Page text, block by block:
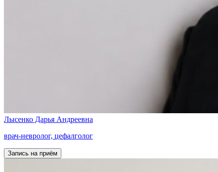
Лысенко Дарья Андреевна
врач-невролог, цефалголог
Запись на приём